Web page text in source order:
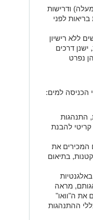
מגבלות גיל מינימליות (לרוב 18 ומעלה) ודרישות
לפני
ללא רישיון
דרכים
נפרט
הכניסה למים:
התנהגות
קריטי להבנת
המכירים את
בתיאום
מראה
את ה"וואו"
ההתנהגות